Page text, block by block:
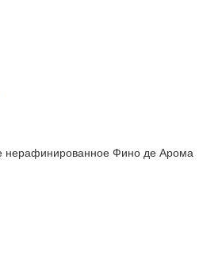
нерафинированное Фино де Арома